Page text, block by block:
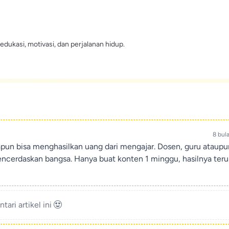
motivasi, dan perjalanan hidup.
8
bisa menghasilkan uang dari mengajar. Dosen, guru
bangsa. Hanya buat konten 1 minggu, hasilnya
artikel ini